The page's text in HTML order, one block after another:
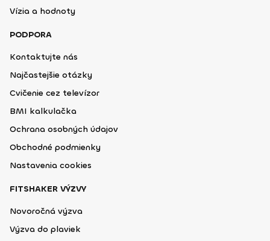
Vízia a hodnoty
PODPORA
Kontaktujte nás
Najčastejšie otázky
Cvičenie cez televízor
BMI kalkulačka
Ochrana osobných údajov
Obchodné podmienky
Nastavenia cookies
FITSHAKER VÝZVY
Novoročná výzva
Výzva do plaviek